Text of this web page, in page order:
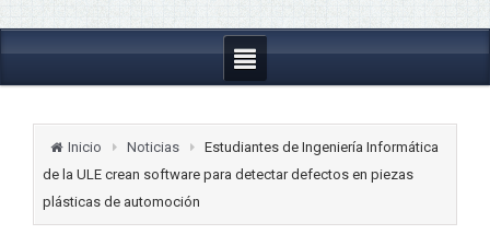
Inicio Noticias
Estudiantes de Ingeniería Informática
de la ULE crean software para detectar defectos en piezas
plásticas de automoción